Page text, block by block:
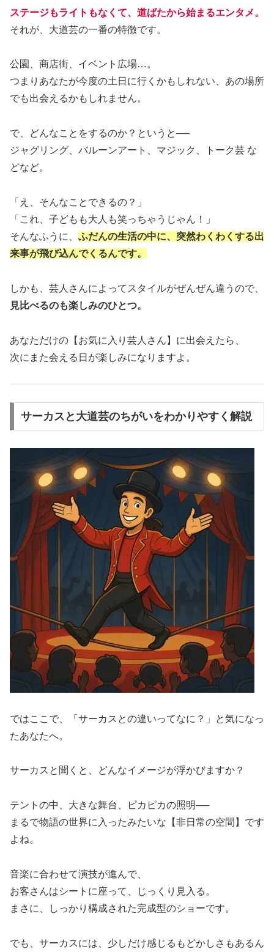
ステージもライトもなくて、道ばたから始まるエンタメ。
それが、大道芸の一番の特徴です。
公園、商店街、イベント広場…。
つまりあなたが今度の土日に行くかもしれない、あの場所
でも出会えるかもしれません。
で、どんなことをするのか？というと──
ジャグリング、バルーンアート、マジック、トーク芸 な
どなど。
「え、そんなことできるの？」
「これ、子どもも大人も笑っちゃうじゃん！」
そんなふうに、 ふだんの生活の中に、突然わくわくする出
来事が飛び込んでくるんです。
しかも、芸人さんによってスタイルがぜんぜん違うので、
見比べるのも楽しみのひとつ。
あなただけの【お気に入り芸人さん】に出会えたら、
次にまた会える日が楽しみになりますよ。
サーカスと大道芸のちがいをわかりやすく解説
ではここで、「サーカスとの違いってなに？」と気になっ
たあなたへ。
サーカスと聞くと、どんなイメージが浮かびますか？
テントの中、大きな舞台、ピカピカの照明──
まるで物語の世界に入ったみたいな【非日常の空間】です
よね。
音楽に合わせて演技が進んで、
お客さんはシートに座って、じっくり見入る。
まさに、しっかり構成された完成型のショーです。
でも、サーカスには、少しだけ感じるもどかしさもあるん